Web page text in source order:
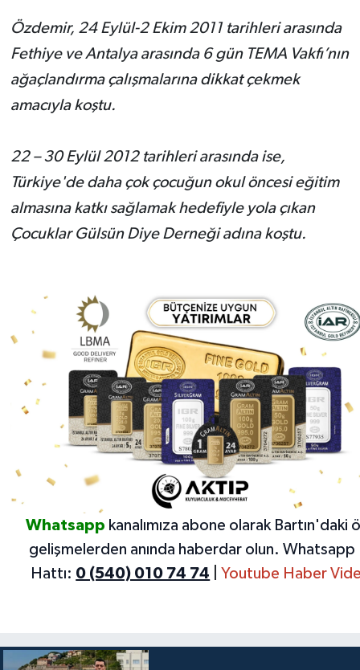
Özdemir, 24 Eylül-2 Ekim 2011 tarihleri arasında
Fethiye ve Antalya arasında 6 gün TEMA Vakfı’nın
ağaçlandırma çalışmalarına dikkat çekmek
amacıyla koştu.
22 – 30 Eylül 2012 tarihleri arasında ise,
Türkiye'de daha çok çocuğun okul öncesi eğitim
almasına katkı sağlamak hedefiyle yola çıkan
Çocuklar Gülsün Diye Derneği adına koştu.
Whatsapp kanalımıza abone olarak Bartın'daki
gelişmelerden anında haberdar olun. Whatsapp
Hattı: 0 (540) 010 74 74 Youtube Haber